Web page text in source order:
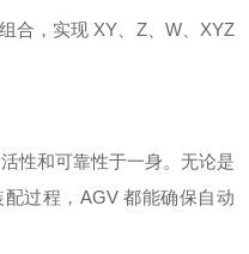
合，实现 XY、Z、W、XYZ
性和可靠性于一身。无论是
过程，AGV 都能确保自动